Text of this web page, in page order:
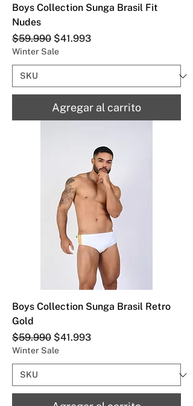
Boys Collection Sunga Brasil Fit
Nudes
Precio
$59.990 Precio de oferta
$41.993
Winter Sale
Agregar al carrito
Boys Collection Sunga Brasil Retro
Gold
Precio
$59.990 Precio de oferta
$41.993
Winter Sale